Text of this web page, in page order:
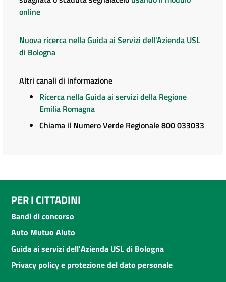
online
Nuova ricerca nella Guida ai Servizi dell'Azienda USL
di Bologna
Altri canali di informazione
Ricerca nella Guida ai servizi della Regione
Emilia Romagna
Chiama il Numero Verde Regionale 800 033033
PER I CITTADINI
Bandi di concorso
Auto Mutuo Aiuto
Guida ai servizi dell'Azienda USL di Bologna
Privacy policy e protezione del dato personale